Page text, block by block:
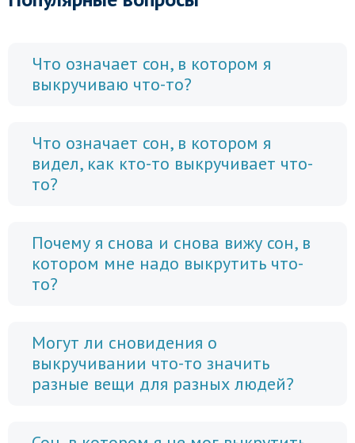
Что означает сон, в котором я
выкручиваю что-то?
Что означает сон, в котором я
видел, как кто-то выкручивает что-
то?
Почему я снова и снова вижу сон, в
котором мне надо выкрутить что-
то?
Могут ли сновидения о
выкручивании что-то значить
разные вещи для разных людей?